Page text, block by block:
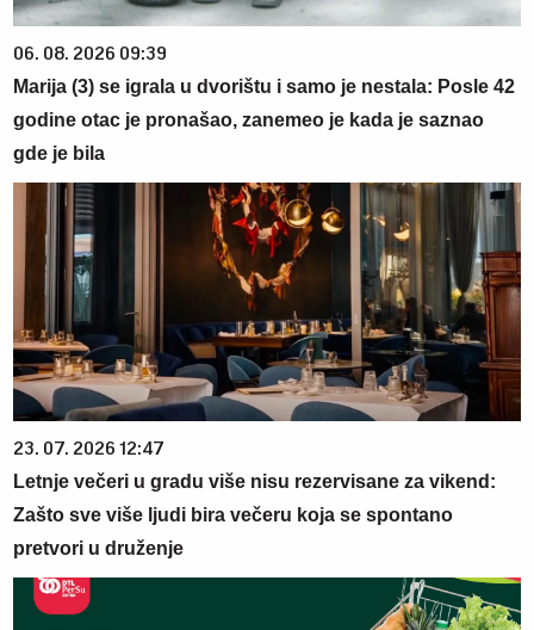
06. 08. 2026 09:39
Marija (3) se igrala u dvorištu i samo je nestala: Posle 42
godine otac je pronašao, zanemeo je kada je saznao
gde je bila
23. 07. 2026 12:47
Letnje večeri u gradu više nisu rezervisane za vikend:
Zašto sve više ljudi bira večeru koja se spontano
pretvori u druženje